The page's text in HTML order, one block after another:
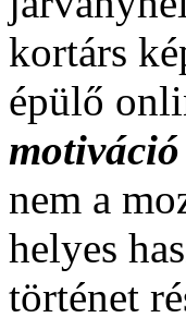
kortárs
épülő
motiváció
nem a
helyes
történet